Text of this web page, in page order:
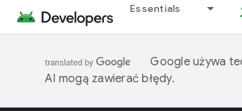
Essentials
Google używa
AI mogą zawierać błędy.